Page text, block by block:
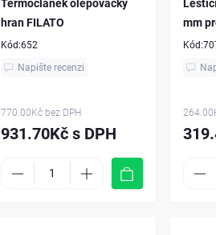
Termočlánek olepovačky
hran FILATO
Kód:652
Napište recenzi
770.00Kč bez DPH
931.70Kč s DPH
mm
Kód: